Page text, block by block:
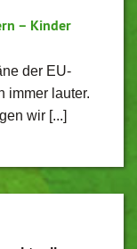
– Kinder
der EU-
immer lauter.
wir [...]